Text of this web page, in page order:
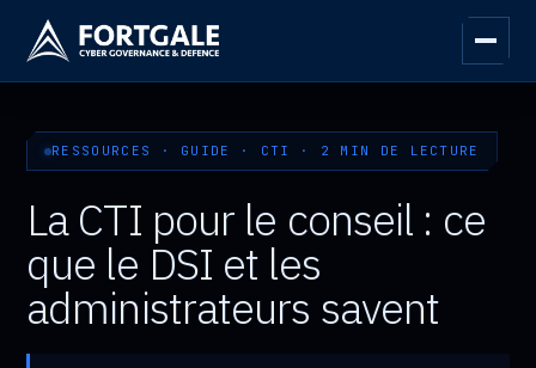
RESSOURCES · GUIDE · CTI · 2 MIN DE LECTURE
La CTI pour le conseil : ce
que le DSI et les
administrateurs savent